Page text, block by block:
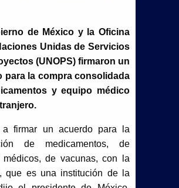
de México y la Oficina
Unidas de Servicios
(UNOPS) firmaron un
para la compra consolidada
y equipo médico
firmar un acuerdo para la
de medicamentos, de
médicos, de vacunas, con la
que es una institución de la